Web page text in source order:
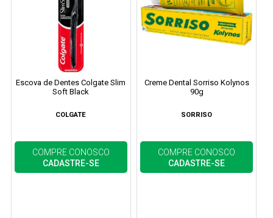
Escova de Dentes Colgate Slim
Soft Black
COLGATE
COMPRE CONOSCO
CADASTRE-SE
Creme Dental Sorriso Kolynos
90g
SORRISO
COMPRE CONOSCO
CADASTRE-SE